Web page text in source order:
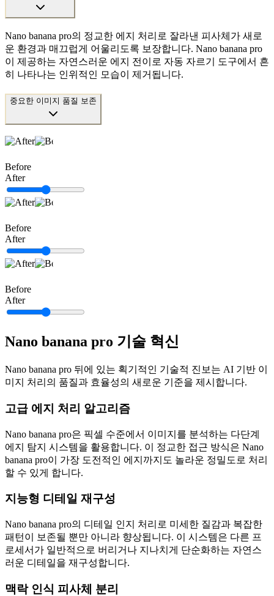
Nano banana pro의 정교한 에지 처리로 잘라낸 피사체가 새로
운 환경과 매끄럽게 어울리도록 보장합니다. Nano banana pro
이 제공하는 자연스러운 에지 전이로 자동 자르기 도구에서 흔
히 나타나는 인위적인 모습이 제거됩니다.
중요한 이미지 품질 보존
Before
After
Before
After
Before
After
Nano banana pro 기술 혁신
Nano banana pro 뒤에 있는 획기적인 기술적 진보는 AI 기반 이
미지 처리의 품질과 효율성의 새로운 기준을 제시합니다.
고급 에지 처리 알고리즘
Nano banana pro은 픽셀 수준에서 이미지를 분석하는 다단계
에지 탐지 시스템을 활용합니다. 이 정교한 접근 방식은 Nano
banana pro이 가장 도전적인 에지까지도 놀라운 정밀도로 처리
할 수 있게 합니다.
지능형 디테일 재구성
Nano banana pro의 디테일 인지 처리로 미세한 질감과 복잡한
패턴이 보존될 뿐만 아니라 향상됩니다. 이 시스템은 다른 프
로세서가 일반적으로 버리거나 지나치게 단순화하는 자연스
러운 디테일을 재구성합니다.
맥락 인식 피사체 분리